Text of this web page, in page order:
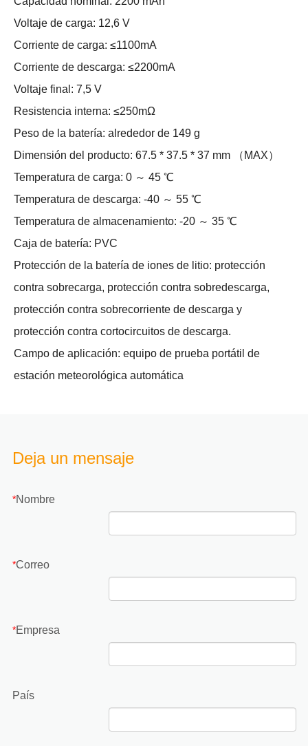
Voltaje de carga: 12,6 V
Corriente de carga: ≤1100mA
Corriente de descarga: ≤2200mA
Voltaje final: 7,5 V
Resistencia interna: ≤250mΩ
Peso de la batería: alrededor de 149 g
Dimensión del producto: 67.5 * 37.5 * 37 mm （MAX）
Temperatura de carga: 0 ～ 45 ℃
Temperatura de descarga: -40 ～ 55 ℃
Temperatura de almacenamiento: -20 ～ 35 ℃
Caja de batería: PVC
Protección de la batería de iones de litio: protección
contra sobrecarga, protección contra sobredescarga,
protección contra sobrecorriente de descarga y
protección contra cortocircuitos de descarga.
Campo de aplicación: equipo de prueba portátil de
estación meteorológica automática
Deja un mensaje
*Nombre
*Correo
*Empresa
País